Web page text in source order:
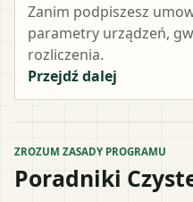
Zanim podpiszesz
parametry urządzeń,
rozliczenia.
Przejdź dalej
ZROZUM ZASADY PROGRAMU
Poradniki